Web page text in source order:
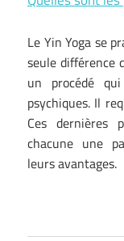
Le Yin Yoga se
seule différence
un procédé
psychiques. Il
Ces dernières
chacune une
leurs avantages.